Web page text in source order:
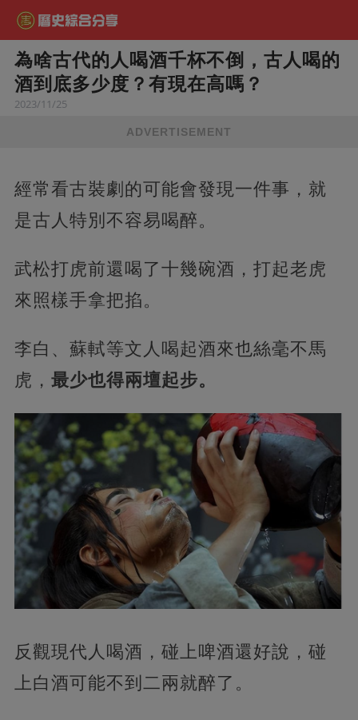
為啥古代的人喝酒千杯不倒，古人喝的
酒到底多少度？有現在高嗎？
2023/11/25
ADVERTISEMENT
經常看古裝劇的可能會發現一件事，就
是古人特別不容易喝醉。
武松打虎前還喝了十幾碗酒，打起老虎
來照樣手拿把掐。
李白、蘇軾等文人喝起酒來也絲毫不馬
虎， 最少也得兩壇起步。
反觀現代人喝酒，碰上啤酒還好說，碰
上白酒可能不到二兩就醉了。